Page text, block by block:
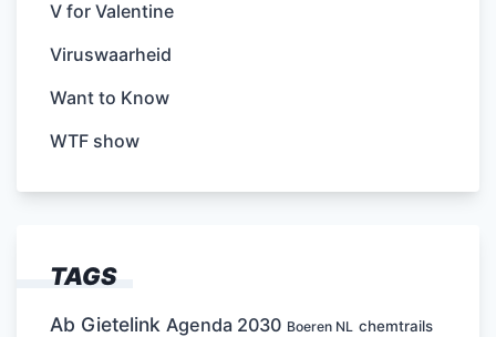
V for Valentine
Viruswaarheid
Want to Know
WTF show
TAGS
Ab Gietelink Agenda 2030 Boeren NL chemtrails